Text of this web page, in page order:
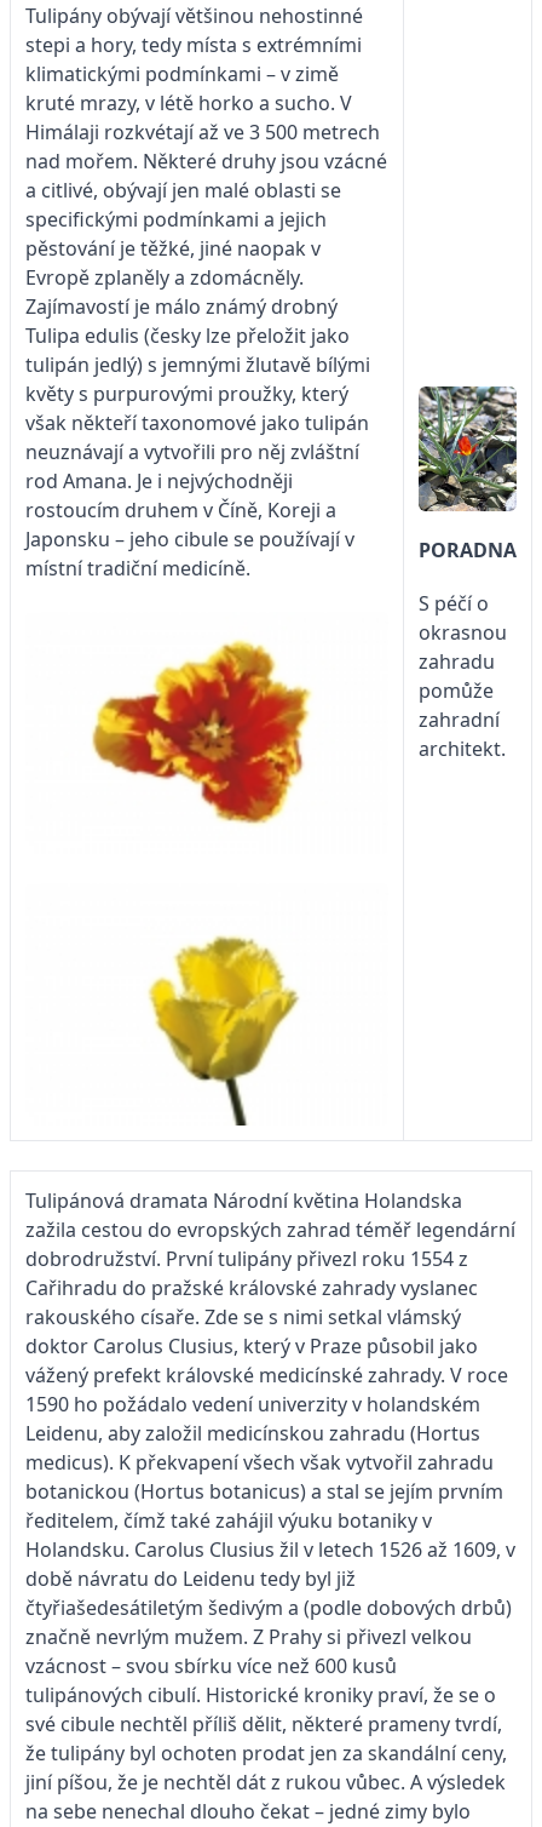
Tulipány obývají většinou nehostinné
stepi a hory, tedy místa s extrémními
klimatickými podmínkami – v zimě
kruté mrazy, v létě horko a sucho. V
Himálaji rozkvétají až ve 3 500 metrech
nad mořem. Některé druhy jsou vzácné
a citlivé, obývají jen malé oblasti se
specifickými podmínkami a jejich
pěstování je těžké, jiné naopak v
Evropě zplaněly a zdomácněly.
Zajímavostí je málo známý drobný
Tulipa edulis (česky lze přeložit jako
tulipán jedlý) s jemnými žlutavě bílými
květy s purpurovými proužky, který
však někteří taxonomové jako tulipán
neuznávají a vytvořili pro něj zvláštní
rod Amana. Je i nejvýchodněji
rostoucím druhem v Číně, Koreji a
Japonsku – jeho cibule se používají v
místní tradiční medicíně.
PORADNA
S péčí o
okrasnou
zahradu
pomůže
zahradní
architekt.
Tulipánová dramata Národní květina Holandska
zažila cestou do evropských zahrad téměř legendární
dobrodružství. První tulipány přivezl roku 1554 z
Cařihradu do pražské královské zahrady vyslanec
rakouského císaře. Zde se s nimi setkal vlámský
doktor Carolus Clusius, který v Praze působil jako
vážený prefekt královské medicínské zahrady. V roce
1590 ho požádalo vedení univerzity v holandském
Leidenu, aby založil medicínskou zahradu (Hortus
medicus). K překvapení všech však vytvořil zahradu
botanickou (Hortus botanicus) a stal se jejím prvním
ředitelem, čímž také zahájil výuku botaniky v
Holandsku. Carolus Clusius žil v letech 1526 až 1609, v
době návratu do Leidenu tedy byl již
čtyřiašedesátiletým šedivým a (podle dobových drbů)
značně nevrlým mužem. Z Prahy si přivezl velkou
vzácnost – svou sbírku více než 600 kusů
tulipánových cibulí. Historické kroniky praví, že se o
své cibule nechtěl příliš dělit, některé prameny tvrdí,
že tulipány byl ochoten prodat jen za skandální ceny,
jiní píšou, že je nechtěl dát z rukou vůbec. A výsledek
na sebe nenechal dlouho čekat – jedné zimy bylo